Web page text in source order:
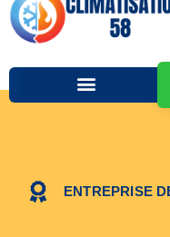
ENTREPRISE